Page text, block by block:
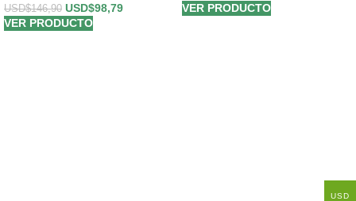
USD$146,90 USD$98,79
VER PRODUCTO
VER PRODUCTO
USD